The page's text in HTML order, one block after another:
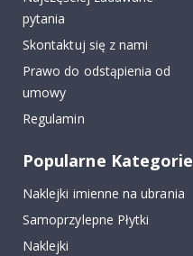
pytania
Skontaktuj się z nami
Prawo do odstąpienia od
umowy
Regulamin
Popularne Kategorie
Naklejki imienne na ubrania
Samoprzylepne Płytki
Naklejki